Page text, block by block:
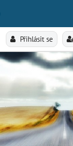
Přihlásit se